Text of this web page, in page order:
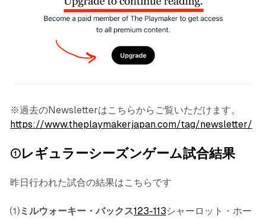
※過去のNewsletterはこちらからご覧いただけます。
https://www.theplaymakerjapan.com/tag/newsletter/
①レギュラーシーズンゲーム試合結果
昨日行われた試合の結果はこちらです
⑴ミルウォーキー・バックス123-113シャーロット・ホー